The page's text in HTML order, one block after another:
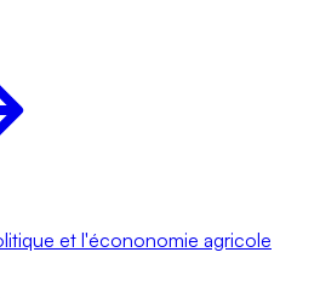
et l'écononomie agricole